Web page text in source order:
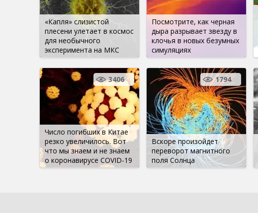
«Капля» слизистой
плесени улетает в космос
для необычного
эксперимента на МКС
Посмотрите, как черная
дыра разрывает звезду в
клочья в новых безумных
симуляциях
Число погибших в Китае
резко увеличилось. Вот
что мы знаем и не знаем
о коронавирусе COVID-19
3406
Вскоре произойдет
переворот магнитного
поля Солнца
1794